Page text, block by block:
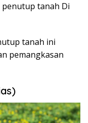
penutup tanah Di
tanah ini
pemangkasan